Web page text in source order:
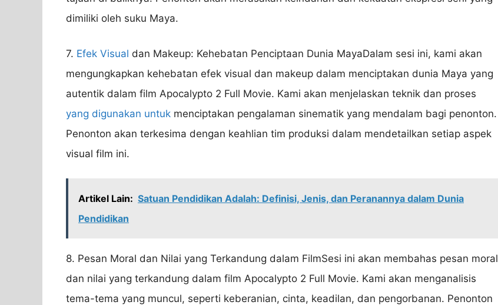
dimiliki oleh suku Maya.
7. Efek Visual dan Makeup: Kehebatan Penciptaan Dunia MayaDalam sesi ini, kami akan
mengungkapkan kehebatan efek visual dan makeup dalam menciptakan dunia Maya yang
autentik dalam film Apocalypto 2 Full Movie. Kami akan menjelaskan teknik dan proses
yang digunakan untuk menciptakan pengalaman sinematik yang mendalam bagi penonton.
Penonton akan terkesima dengan keahlian tim produksi dalam mendetailkan setiap aspek
visual film ini.
Artikel Lain: Satuan Pendidikan Adalah: Definisi, Jenis, dan Peranannya dalam Dunia
Pendidikan
8. Pesan Moral dan Nilai yang Terkandung dalam FilmSesi ini akan membahas pesan moral
dan nilai yang terkandung dalam film Apocalypto 2 Full Movie. Kami akan menganalisis
tema-tema yang muncul, seperti keberanian, cinta, keadilan, dan pengorbanan. Penonton